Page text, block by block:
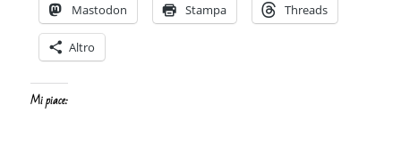
Mastodon Stampa Threads
Altro
Mi piace: